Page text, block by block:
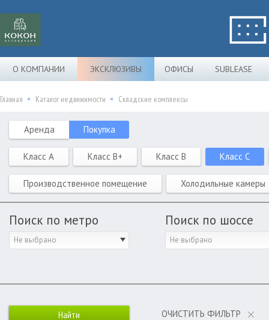
О КОМПАНИИ ЭКСКЛЮЗИВЫ ОФИСЫ SUBLEASE
Главная Каталог недвижимости Складские комплексы
Аренда Покупка
Класс A Класс B+ Класс B Класс C
Производственное помещение Холодильные камеры
Поиск по метро
Не выбрано
Поиск по шоссе
Не выбрано
ОЧИСТИТЬ ФИЛЬТР